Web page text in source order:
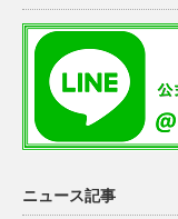
ニュース記事